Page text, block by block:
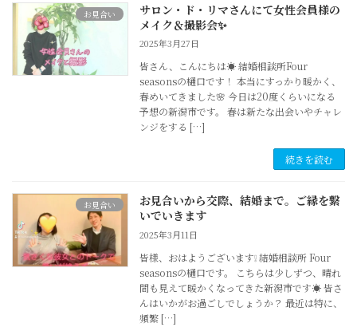
お見合い
サロン・ド・リマさんにて女性会員様の
メイク＆撮影会✨
2025年3月27日
皆さん、こんにちは☀ 結婚相談所Four
seasonsの樋口です！ 本当にすっかり暖かく、
春めいてきました🌸 今日は20度くらいになる
予想の新潟市です。 春は新たな出会いやチャレ
ンジをする […]
続きを読む
お見合い
お見合いから交際、結婚まで。ご縁を繋
いでいきます
2025年3月11日
皆様、おはようございます❕ 結婚相談所 Four
seasonsの樋口です。 こちらは少しずつ、晴れ
間も見えて暖かくなってきた新潟市です☀ 皆さ
んはいかがお過ごしでしょうか？ 最近は特に、
頻繁 […]